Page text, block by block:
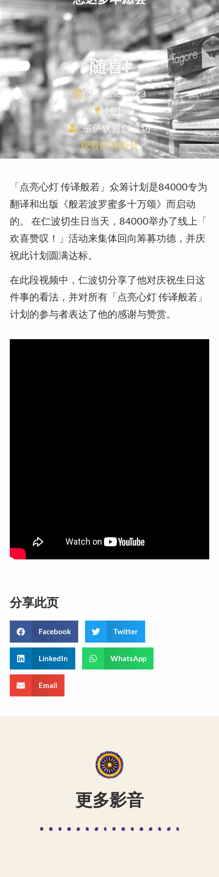
随喜!
18 June 2023
线上
宗萨钦哲仁波切
观看所有影音
「点亮心灯 传译般若」众筹计划是84000专为
翻译和出版《般若波罗蜜多十万颂》而启动
的。 在仁波切生日当天，84000举办了线上「
欢喜赞叹！」活动来集体回向筹募功德，并庆
祝此计划圆满达标。
在此段视频中，仁波切分享了他对庆祝生日这
件事的看法，并对所有「点亮心灯 传译般若」
计划的参与者表达了他的感谢与赞赏。
分享此页
Facebook Twitter
LinkedIn WhatsApp
Email
更多影音